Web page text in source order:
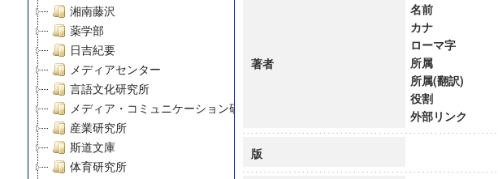
湘南藤沢
薬学部
日吉紀要
メディアセンター
言語文化研究所
メディア・コミュニケーション研究所
産業研究所
斯道文庫
体育研究所
著者
名前
カナ
ローマ字
所属
所属(翻訳)
役割
外部リンク
版